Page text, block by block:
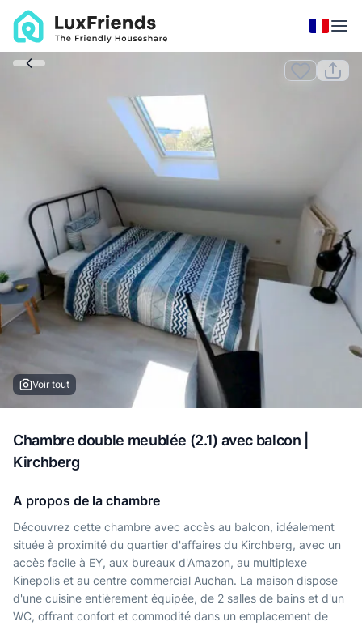
Voir tout
Chambre double meublée (2.1) avec balcon |
Kirchberg
A propos de la chambre
Découvrez cette chambre avec accès au balcon, idéalement
située à proximité du quartier d'affaires du Kirchberg, avec un
accès facile à EY, aux bureaux d'Amazon, au multiplexe
Kinepolis et au centre commercial Auchan. La maison dispose
d'une cuisine entièrement équipée, de 2 salles de bains et d'un
WC, offrant confort et commodité dans un emplacement de